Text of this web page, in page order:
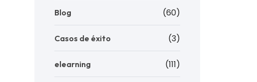
Blog (60)
Casos de éxito (3)
elearning (111)